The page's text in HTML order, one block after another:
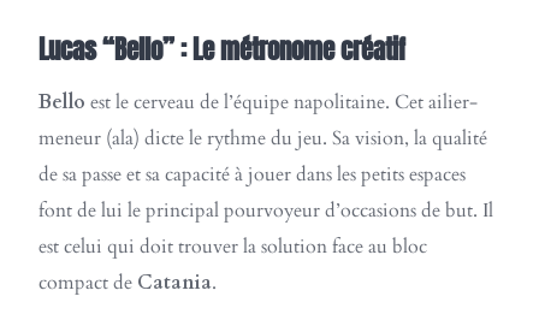
Lucas “Bello” : Le métronome créatif
Bello est le cerveau de l’équipe napolitaine. Cet ailier-
meneur (ala) dicte le rythme du jeu. Sa vision, la qualité
de sa passe et sa capacité à jouer dans les petits espaces
font de lui le principal pourvoyeur d’occasions de but. Il
est celui qui doit trouver la solution face au bloc
compact de Catania.